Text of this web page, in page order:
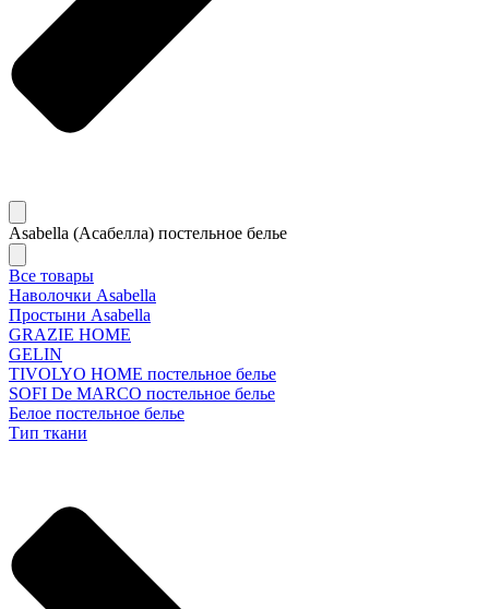
Asabella (Асабелла) постельное белье
Все товары
Наволочки Asabella
Простыни Asabella
GRAZIE HOME
GELIN
TIVOLYO HOME постельное белье
SOFI De MARCO постельное белье
Белое постельное белье
Тип ткани